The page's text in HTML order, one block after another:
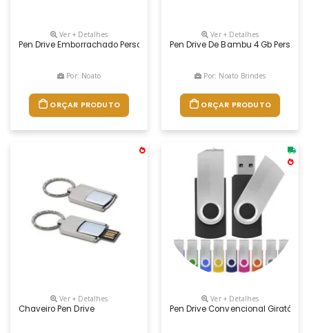
Ver + Detalhes
Pen Drive Emborrachado Personalizado, Em 2d Resistente E Com
Por: Noato
ORÇAR PRODUTO
Ver + Detalhes
Pen Drive De Bambu 4 Gb
Por: Noato Brindes
ORÇAR PRODUTO
Ver + Detalhes
Chaveiro Pen Drive
Ver + Detalhes
Pen Drive Convencional Giratório